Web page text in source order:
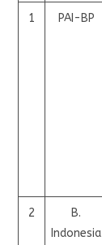
1 PAI-BP
2
B.
Indonesia